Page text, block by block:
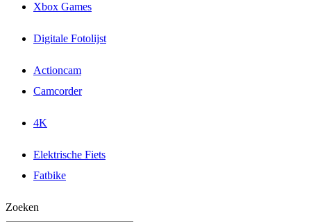
Xbox Games
Digitale Fotolijst
Actioncam
Camcorder
4K
Elektrische Fiets
Fatbike
Zoeken